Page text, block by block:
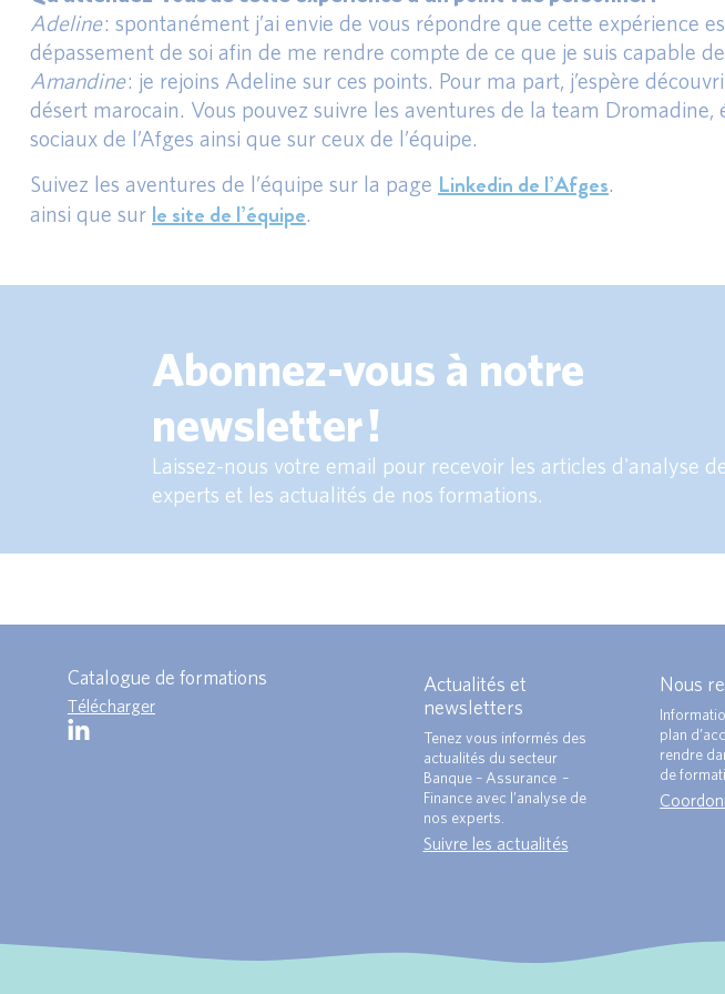
Adeline: spontanément j’ai envie de vous répondre que cette expérience
dépassement de soi afin de me rendre compte de ce que je suis capable
Amandine: je rejoins Adeline sur ces points. Pour ma part, j’espère
désert marocain. Vous pouvez suivre les aventures de la team
sociaux de l’Afges ainsi que sur ceux de l’équipe.
Suivez les aventures de l’équipe sur la page Linkedin de l’Afges.
ainsi que sur le site de l’équipe.
Abonnez-vous à notre
newsletter !
Laissez-nous votre email pour recevoir les articles d'analyse
experts et les actualités de nos formations.
Catalogue de formations
Télécharger
Actualités et
newsletters
Tenez vous informés des
actualités du secteur
Banque – Assurance –
Finance avec l’analyse de
nos experts.
Suivre les actualités
Nous
plan
rendre
de